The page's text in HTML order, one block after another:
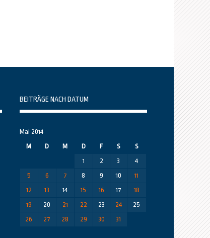
BEITRÄGE NACH DATUM
Mai 2014
M
D M D F S
S
1
2 3
4
5
6 7 8 9 10
11
12
13 14 15 16 17
18
19
20 21 22 23 24
25
26
27 28 29 30 31